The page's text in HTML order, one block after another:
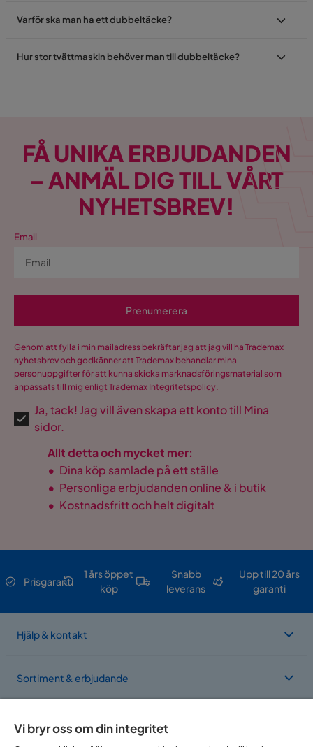
Varför ska man ha ett dubbeltäcke?
Hur stor tvättmaskin behöver man till dubbeltäcke?
FÅ UNIKA ERBJUDANDEN
– ANMÄL DIG TILL VÅRT
NYHETSBREV!
Email
Prenumerera
Genom att fylla i min mailadress bekräftar jag att jag vill ha Trademax
nyhetsbrev och godkänner att Trademax behandlar mina
personuppgifter för att kunna skicka marknadsföringsmaterial som
anpassats till mig enligt Trademax Integritetspolicy.
Ja, tack! Jag vill även skapa ett konto till Mina
sidor.
Allt detta och mycket mer:
• Dina köp samlade på ett ställe
• Personliga erbjudanden online & i butik
• Kostnadsfritt och helt digitalt
Prisgaranti
1 års öppet
köp
Snabb
leverans
Upp till 20 års
garanti
Hjälp & kontakt
Sortiment & erbjudande
Vi bryr oss om din integritet